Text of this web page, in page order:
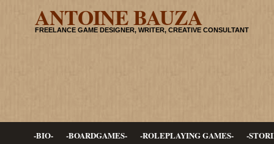
ANTOINE BAUZA
FREELANCE GAME DESIGNER, WRITER, CREATIVE CONSULTANT
-BIO- -BOARDGAMES- -ROLEPLAYING GAMES- -